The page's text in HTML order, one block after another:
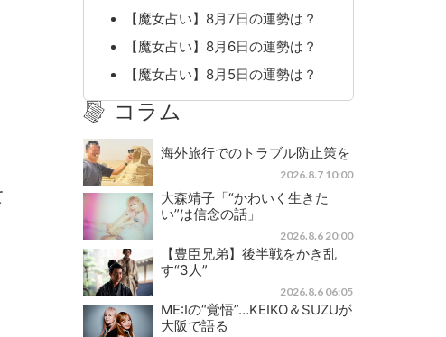
【魔女占い】8月7日の運勢は？
【魔女占い】8月6日の運勢は？
【魔女占い】8月5日の運勢は？
コラム
海外旅行でのトラブル防止策を
2026.8.7 10:00
大森靖子「“かわいく生きた
い”は信念の話」
2026.8.6 20:00
【豊臣兄弟】後半戦をかき乱
す“3人”
2026.8.6 06:05
ME:Iの“覚悟”…KEIKO＆SUZUが
大阪で語る